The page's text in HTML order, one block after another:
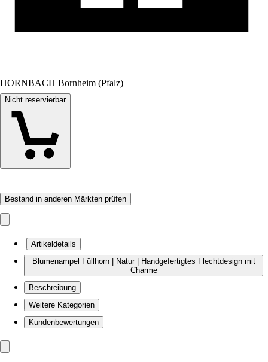
HORNBACH Bornheim (Pfalz)
Nicht reservierbar
Bestand in anderen Märkten prüfen
Artikeldetails
Blumenampel Füllhorn | Natur | Handgefertigtes Flechtdesign mit
Charme
Beschreibung
Weitere Kategorien
Kundenbewertungen